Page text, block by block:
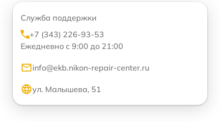
Служба поддержки
+7 (343) 226-93-53
Ежедневно с 9:00 до 21:00
info@ekb.nikon-repair-center.ru
ул. Малышева, 51